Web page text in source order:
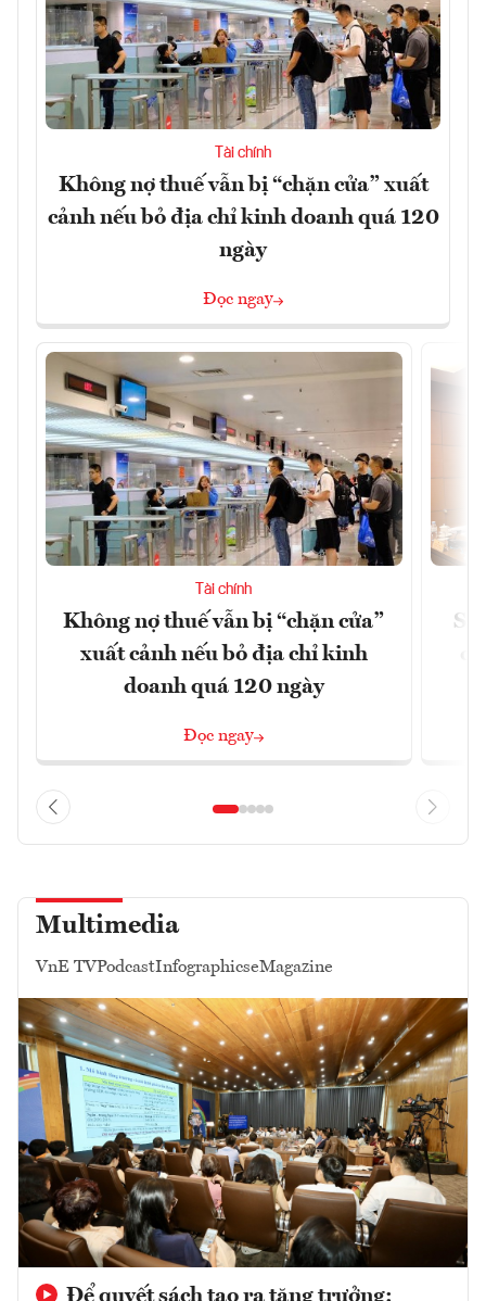
Tài chính
Không nợ thuế vẫn bị “chặn cửa” xuất
cảnh nếu bỏ địa chỉ kinh doanh quá 120
ngày
Đọc ngay
Tài chính
Không nợ thuế vẫn bị “chặn cửa”
xuất cảnh nếu bỏ địa chỉ kinh
doanh quá 120 ngày
Đọc ngay
Multimedia
VnE TVPodcastInfographicseMagazine